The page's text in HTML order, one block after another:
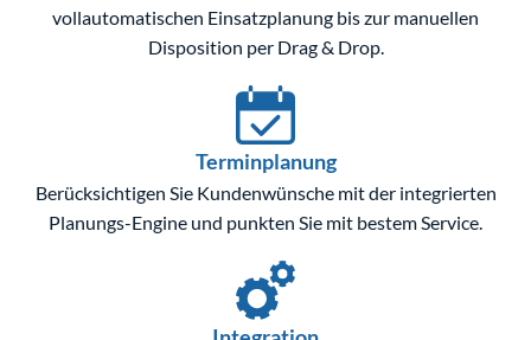
vollautomatischen Einsatzplanung bis zur manuellen
Disposition per Drag & Drop.
Terminplanung
Berücksichtigen Sie Kundenwünsche mit der integrierten
Planungs-Engine und punkten Sie mit bestem Service.